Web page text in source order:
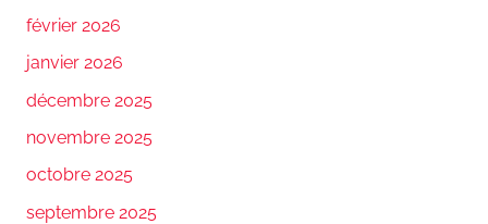
février 2026
janvier 2026
décembre 2025
novembre 2025
octobre 2025
septembre 2025